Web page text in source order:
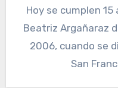
Hoy se cumplen 15 años de la desaparición de
Beatriz Argañaraz
2006, cuando se
San